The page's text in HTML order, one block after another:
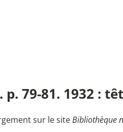
79-81. 1932 :
sur le siteBibliothèque